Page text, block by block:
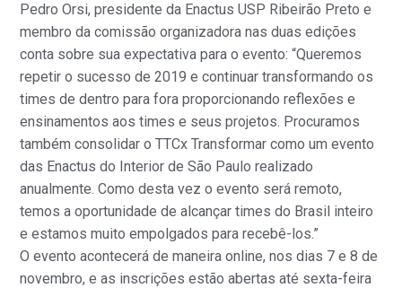
Pedro Orsi, presidente da Enactus USP Ribeirão Preto e
membro da comissão organizadora nas duas edições
conta sobre sua expectativa para o evento: “Queremos
repetir o sucesso de 2019 e continuar transformando os
times de dentro para fora proporcionando reflexões e
ensinamentos aos times e seus projetos. Procuramos
também consolidar o TTCx Transformar como um evento
das Enactus do Interior de São Paulo realizado
anualmente. Como desta vez o evento será remoto,
temos a oportunidade de alcançar times do Brasil inteiro
e estamos muito empolgados para recebê-los.”
O evento acontecerá de maneira online, nos dias 7 e 8 de
novembro, e as inscrições estão abertas até sexta-feira